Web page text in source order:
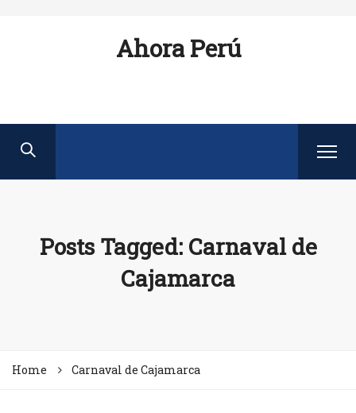
Ahora Perú
Posts Tagged: Carnaval de
Cajamarca
Home Carnaval de Cajamarca